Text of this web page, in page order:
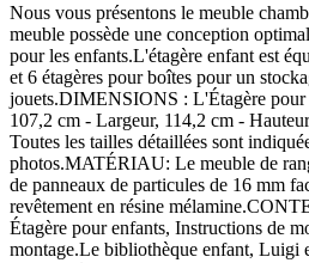
Nous vous présentons le meuble
meuble possède une conception
pour les enfants.L'étagère enfant est
et 6 étagères pour boîtes pour un
jouets.DIMENSIONS : L'Étagère pour
107,2 cm - Largeur, 114,2 cm -
Toutes les tailles détaillées sont
photos.MATÉRIAU: Le meuble de
de panneaux de particules de 16 mm
revêtement en résine
Étagère pour enfants, Instructions de
montage.Le bibliothèque enfant, Luigi